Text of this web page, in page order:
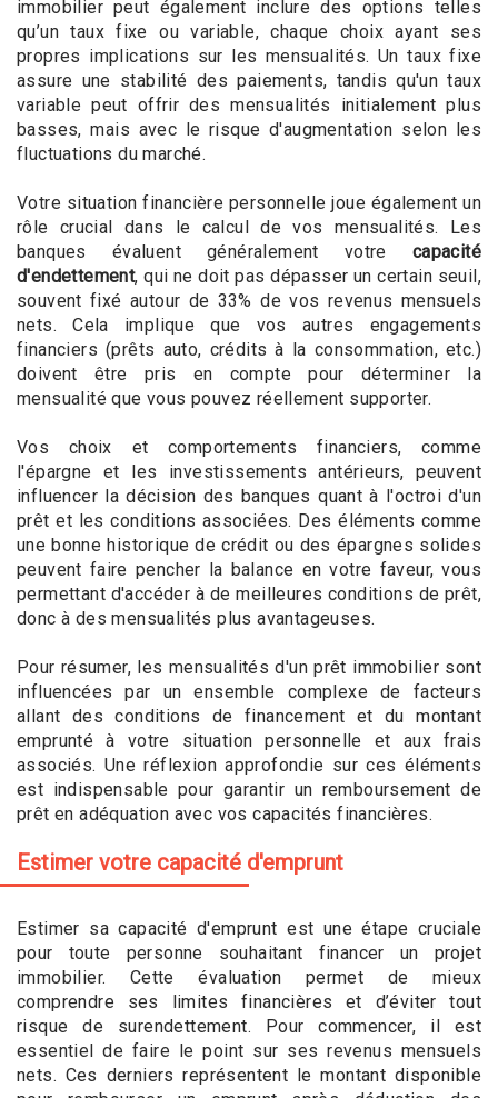
immobilier peut également inclure des options telles
qu’un taux fixe ou variable, chaque choix ayant ses
propres implications sur les mensualités. Un taux fixe
assure une stabilité des paiements, tandis qu'un taux
variable peut offrir des mensualités initialement plus
basses, mais avec le risque d'augmentation selon les
fluctuations du marché.
Votre situation financière personnelle joue également un
rôle crucial dans le calcul de vos mensualités. Les
banques évaluent généralement votre capacité
d'endettement, qui ne doit pas dépasser un certain seuil,
souvent fixé autour de 33% de vos revenus mensuels
nets. Cela implique que vos autres engagements
financiers (prêts auto, crédits à la consommation, etc.)
doivent être pris en compte pour déterminer la
mensualité que vous pouvez réellement supporter.
Vos choix et comportements financiers, comme
l'épargne et les investissements antérieurs, peuvent
influencer la décision des banques quant à l'octroi d'un
prêt et les conditions associées. Des éléments comme
une bonne historique de crédit ou des épargnes solides
peuvent faire pencher la balance en votre faveur, vous
permettant d'accéder à de meilleures conditions de prêt,
donc à des mensualités plus avantageuses.
Pour résumer, les mensualités d'un prêt immobilier sont
influencées par un ensemble complexe de facteurs
allant des conditions de financement et du montant
emprunté à votre situation personnelle et aux frais
associés. Une réflexion approfondie sur ces éléments
est indispensable pour garantir un remboursement de
prêt en adéquation avec vos capacités financières.
Estimer votre capacité d'emprunt
Estimer sa capacité d'emprunt est une étape cruciale
pour toute personne souhaitant financer un projet
immobilier. Cette évaluation permet de mieux
comprendre ses limites financières et d’éviter tout
risque de surendettement. Pour commencer, il est
essentiel de faire le point sur ses revenus mensuels
nets. Ces derniers représentent le montant disponible